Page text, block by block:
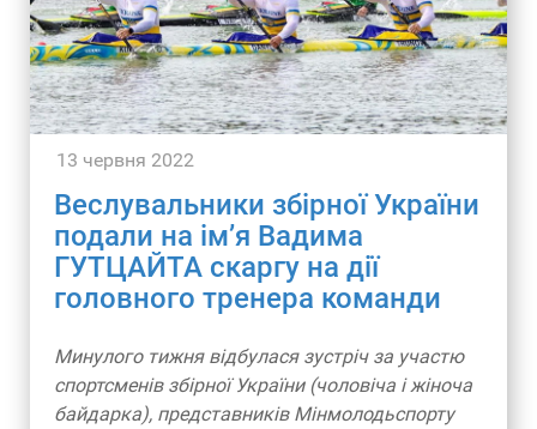
13 червня 2022
Веслувальники збірної України
подали на ім’я Вадима
ГУТЦАЙТА скаргу на дії
головного тренера команди
Минулого тижня відбулася зустріч за участю
спортсменів збірної України (чоловіча і жіноча
байдарка), представників Мінмолодьспорту